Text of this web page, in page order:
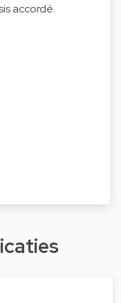
accordé.